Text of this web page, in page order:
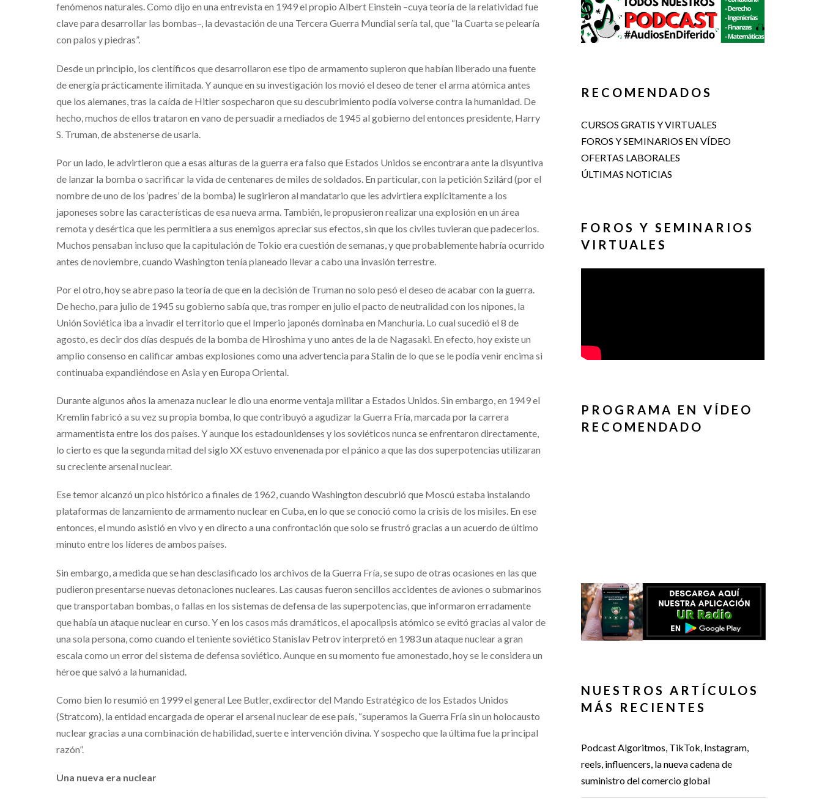
fenómenos naturales. Como dijo en una entrevista en 1949 el propio Albert Einstein –cuya teoría de la relatividad fue
clave para desarrollar las bombas–, la devastación de una Tercera Guerra Mundial sería tal, que “la Cuarta se pelearía
con palos y piedras”.
Desde un principio, los científicos que desarrollaron ese tipo de armamento supieron que habían liberado una fuente
de energía prácticamente ilimitada. Y aunque en su investigación los movió el deseo de tener el arma atómica antes
que los alemanes, tras la caída de Hitler sospecharon que su descubrimiento podía volverse contra la humanidad. De
hecho, muchos de ellos trataron en vano de persuadir a mediados de 1945 al gobierno del entonces presidente, Harry
S. Truman, de abstenerse de usarla.
Por un lado, le advirtieron que a esas alturas de la guerra era falso que Estados Unidos se encontrara ante la disyuntiva
de lanzar la bomba o sacrificar la vida de centenares de miles de soldados. En particular, con la petición Szilárd (por el
nombre de uno de los ‘padres’ de la bomba) le sugirieron al mandatario que les advirtiera explícitamente a los
japoneses sobre las características de esa nueva arma. También, le propusieron realizar una explosión en un área
remota y desértica que les permitiera a sus enemigos apreciar sus efectos, sin que los civiles tuvieran que padecerlos.
Muchos pensaban incluso que la capitulación de Tokio era cuestión de semanas, y que probablemente habría ocurrido
antes de noviembre, cuando Washington tenía planeado llevar a cabo una invasión terrestre.
Por el otro, hoy se abre paso la teoría de que en la decisión de Truman no solo pesó el deseo de acabar con la guerra.
De hecho, para julio de 1945 su gobierno sabía que, tras romper en julio el pacto de neutralidad con los nipones, la
Unión Soviética iba a invadir el territorio que el Imperio japonés dominaba en Manchuria. Lo cual sucedió el 8 de
agosto, es decir dos días después de la bomba de Hiroshima y uno antes de la de Nagasaki. En efecto, hoy existe un
amplio consenso en calificar ambas explosiones como una advertencia para Stalin de lo que se le podía venir encima si
continuaba expandiéndose en Asia y en Europa Oriental.
Durante algunos años la amenaza nuclear le dio una enorme ventaja militar a Estados Unidos. Sin embargo, en 1949 el
Kremlin fabricó a su vez su propia bomba, lo que contribuyó a agudizar la Guerra Fría, marcada por la carrera
armamentista entre los dos países. Y aunque los estadounidenses y los soviéticos nunca se enfrentaron directamente,
lo cierto es que la segunda mitad del siglo XX estuvo envenenada por el pánico a que las dos superpotencias utilizaran
su creciente arsenal nuclear.
Ese temor alcanzó un pico histórico a finales de 1962, cuando Washington descubrió que Moscú estaba instalando
plataformas de lanzamiento de armamento nuclear en Cuba, en lo que se conoció como la crisis de los misiles. En ese
entonces, el mundo asistió en vivo y en directo a una confrontación que solo se frustró gracias a un acuerdo de último
minuto entre los líderes de ambos países.
Sin embargo, a medida que se han desclasificado los archivos de la Guerra Fría, se supo de otras ocasiones en las que
pudieron presentarse nuevas detonaciones nucleares. Las causas fueron sencillos accidentes de aviones o submarinos
que transportaban bombas, o fallas en los sistemas de defensa de las superpotencias, que informaron erradamente
que había un ataque nuclear en curso. Y en los casos más dramáticos, el apocalipsis atómico se evitó gracias al valor de
una sola persona, como cuando el teniente soviético Stanislav Petrov interpretó en 1983 un ataque nuclear a gran
escala como un error del sistema de defensa soviético. Aunque en su momento fue amonestado, hoy se le considera un
héroe que salvó a la humanidad.
Como bien lo resumió en 1999 el general Lee Butler, exdirector del Mando Estratégico de los Estados Unidos
(Stratcom), la entidad encargada de operar el arsenal nuclear de ese país, “superamos la Guerra Fría sin un holocausto
nuclear gracias a una combinación de habilidad, suerte e intervención divina. Y sospecho que la última fue la principal
razón”.
Una nueva era nuclear
RECOMENDADOS
CURSOS GRATIS Y VIRTUALES
FOROS Y SEMINARIOS EN VÍDEO
OFERTAS LABORALES
ÚLTIMAS NOTICIAS
FOROS Y SEMINARIOS
VIRTUALES
PROGRAMA EN VÍDEO
RECOMENDADO
NUESTROS ARTÍCULOS
MÁS RECIENTES
Podcast Algoritmos, TikTok, Instagram,
reels, influencers, la nueva cadena de
suministro del comercio global